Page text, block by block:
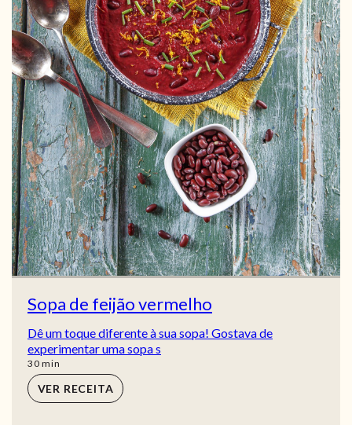
Sopa de feijão vermelho
Dê um toque diferente à sua sopa! Gostava de
experimentar uma sopa s
30min
min
VER RECEITA